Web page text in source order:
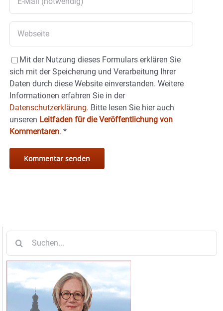
Mit der Nutzung dieses Formulars erklären Sie
sich mit der Speicherung und Verarbeitung Ihrer
Daten durch diese Website einverstanden. Weitere
Informationen erfahren Sie in der
Datenschutzerklärung. Bitte lesen Sie hier auch
unseren Leitfaden für die Veröffentlichung von
Kommentaren. *
nach: